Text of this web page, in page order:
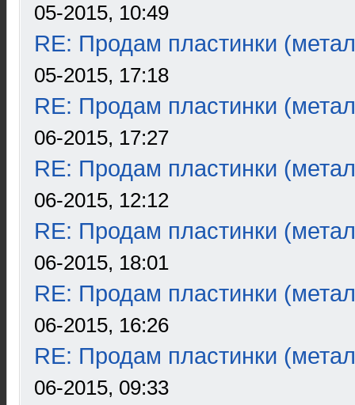
05-2015, 10:49
RE: Продам пластинки
05-2015, 17:18
RE: Продам пластинки
06-2015, 17:27
RE: Продам пластинки
06-2015, 12:12
RE: Продам пластинки
06-2015, 18:01
RE: Продам пластинки
06-2015, 16:26
RE: Продам пластинки
06-2015, 09:33